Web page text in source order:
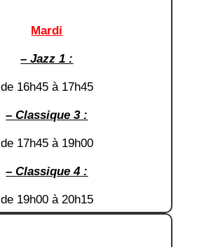
Mardi
– Jazz 1 :
de 16h45 à 17h45
– Classique 3 :
de 17h45 à 19h00
– Classique 4 :
de 19h00 à 20h15